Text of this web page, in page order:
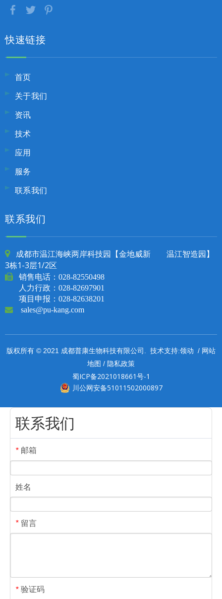
快速链接
首页
关于我们
资讯
技术
应用
服务
联系我们
联系我们

成都市温江海峡两岸科技园【金地威新 温江智造园】
3栋1-3层1/2区
 销售电话： 028-82550498
人力行政：028-82697901
项目申报：028-82638201
 sales@pu-kang.com
版权所有 © 2021 成都普康生物科技有限公司. 技术支持:领动 / 网站
地图 / 隐私政策
蜀ICP备2021018661号-1
川公网安备51011502000897
联系我们
* 邮箱
姓名
* 留言
* 验证码